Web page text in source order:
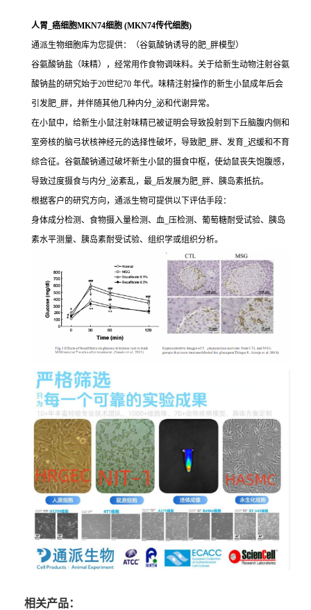
人胃_癌细胞MKN74细胞 (MKN74传代细胞)
通派生物细胞库为您提供：（谷氨酸钠诱导的肥_胖模型）
谷氨酸钠盐（味精），经常用作食物调味料。关于给新生动物注射谷氨
酸钠盐的研究始于20世纪70 年代。味精注射操作的新生小鼠成年后会
引发肥_胖，并伴随其他几种内分_泌和代谢异常。
在小鼠中，给新生小鼠注射味精已被证明会导致投射到下丘脑腹内侧和
室旁核的脑弓状核神经元的选择性破坏，导致肥_胖、发育_迟缓和不育
综合征。谷氨酸钠通过破坏新生小鼠的摄食中枢，使幼鼠丧失饱腹感，
导致过度摄食与内分_泌紊乱，最_后发展为肥_胖、胰岛素抵抗。
根据客户的研究方向，通派生物可提供以下评估手段：
身体成分检测、食物摄入量检测、血_压检测、葡萄糖耐受试验、胰岛
素水平测量、胰岛素耐受试验、组织学或组织分析。
相关产品：